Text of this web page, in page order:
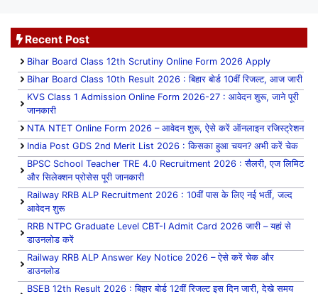
Recent Post
Bihar Board Class 12th Scrutiny Online Form 2026 Apply
Bihar Board Class 10th Result 2026 : बिहार बोर्ड 10वीं रिजल्ट, आज जारी
KVS Class 1 Admission Online Form 2026-27 : आवेदन शुरू, जाने पूरी
जानकारी
NTA NTET Online Form 2026 – आवेदन शुरू, ऐसे करें ऑनलाइन रजिस्ट्रेशन
India Post GDS 2nd Merit List 2026 : किसका हुआ चयन? अभी करें चेक
BPSC School Teacher TRE 4.0 Recruitment 2026 : सैलरी, एज लिमिट
और सिलेक्शन प्रोसेस पूरी जानकारी
Railway RRB ALP Recruitment 2026 : 10वीं पास के लिए नई भर्ती, जल्द
आवेदन शुरू
RRB NTPC Graduate Level CBT-I Admit Card 2026 जारी – यहां से
डाउनलोड करें
Railway RRB ALP Answer Key Notice 2026 – ऐसे करें चेक और
डाउनलोड
BSEB 12th Result 2026 : बिहार बोर्ड 12वीं रिजल्ट इस दिन जारी, देखे समय